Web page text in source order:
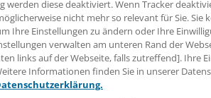
(dpa). Forschern aus
gelungen. Aus den Hoden
fast dieselben Eigenschaften wie
um den Anatomieprofessor
des Fachblatts "Nature" vom
abgestimmte Zelltherapien
werden diese deaktiviert. Wenn Tracker
nicht mehr so relevant für Sie. Sie
Ihre Einstellungen zu ändern oder Ihre
verwalten am unteren Rand der
links auf der Webseite, falls zutreffend]. Ihre
Informationen finden Sie in unserer